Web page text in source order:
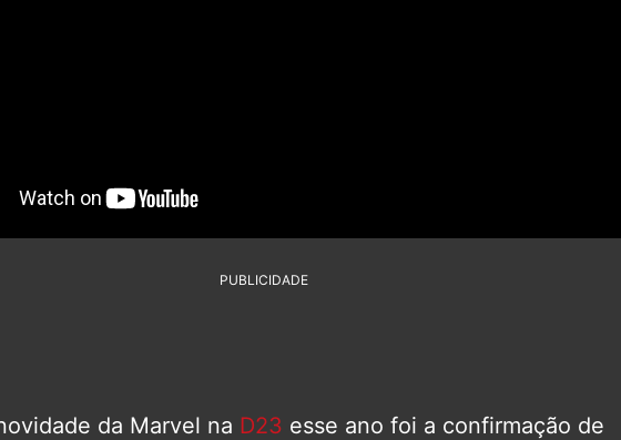
PUBLICIDADE
da Marvel na D23 esse ano foi a confirmação de